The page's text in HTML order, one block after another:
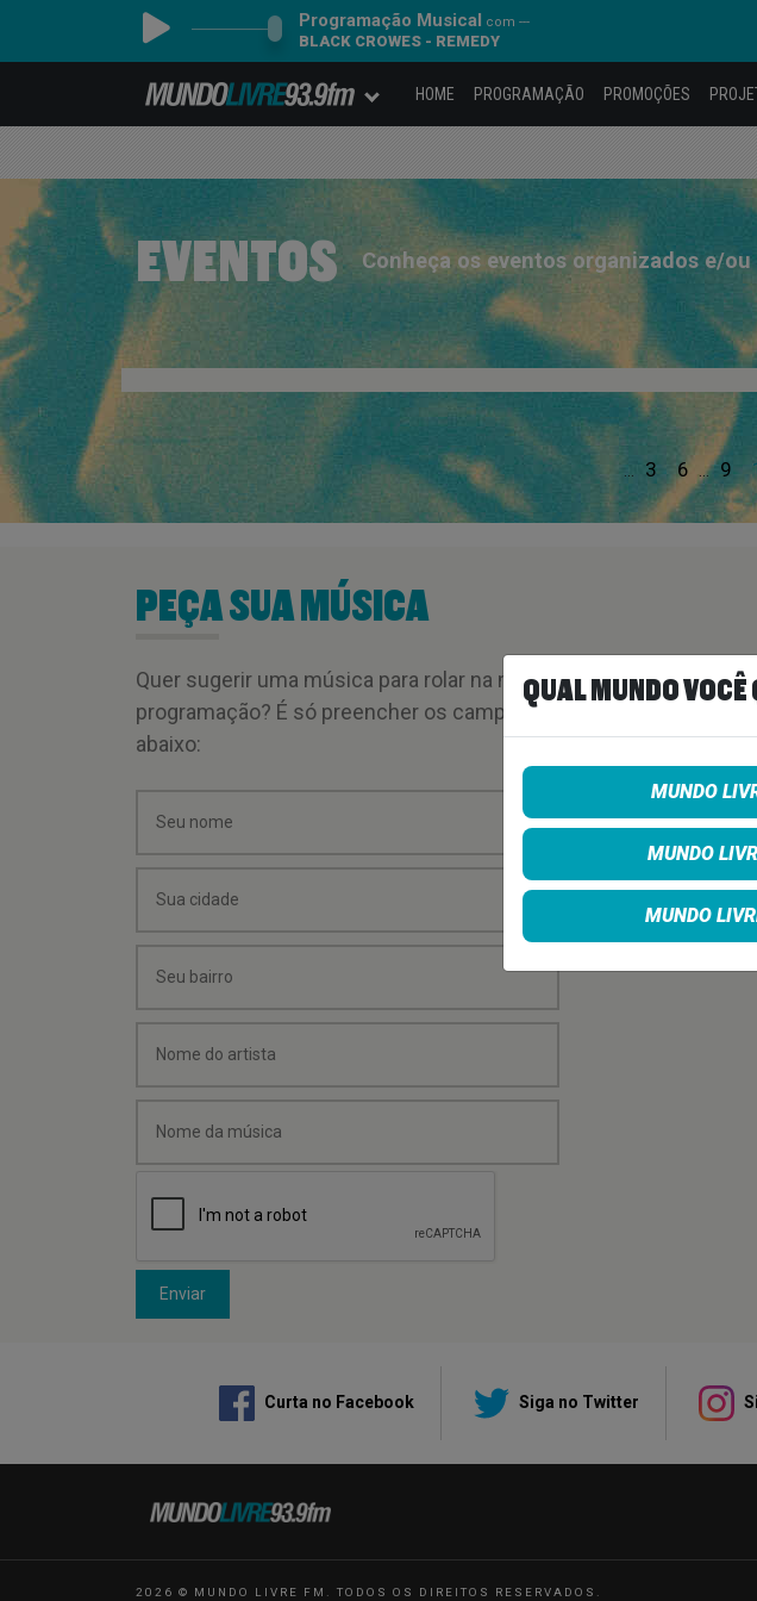
Programação Musical com ---
BLACK CROWES - REMEDY
HOME PROGRAMAÇÃO PROMOÇÕES
EVENTOS Conheça os eventos organizados e/
3 6 ... 9
PEÇA SUA MÚSICA
Quer sugerir uma música para rolar na minha
programação? É só preencher os campos
abaixo:
Enviar
Curta no Facebook Siga no Twitter
2026 © MUNDO LIVRE FM. TODOS OS DIREITOS RESERVADOS.
QUAL MUNDO
MUNDO
MUNDO
MUNDO